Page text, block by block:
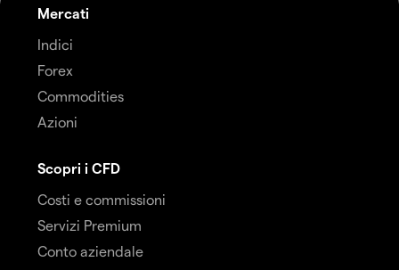
Mercati
Indici
Forex
Commodities
Azioni
Scopri i CFD
Costi e commissioni
Servizi Premium
Conto aziendale